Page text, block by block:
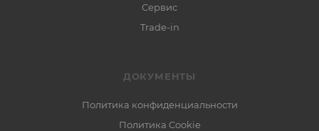
Сервис
Trade-in
ДОКУМЕНТЫ
Политика конфиденциальности
Политика Cookie